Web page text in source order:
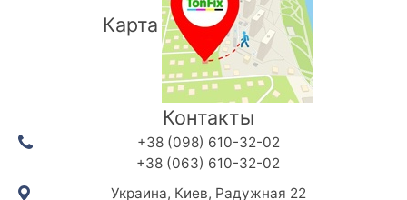
Карта
Контакты
+38 (098) 610-32-02
+38 (063) 610-32-02
Украина, Киев, Радужная 22